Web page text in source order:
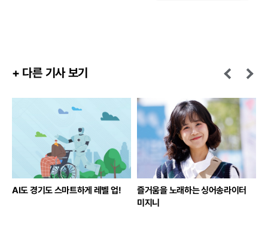
+ 다른 기사 보기
AI도 경기도 스마트하게 레벨 업!
즐거움을 노래하는 싱어송라이터
미지니